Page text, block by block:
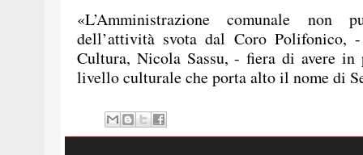
«L’Amministrazione comunale non
dell’attività svota dal Coro Polifonico,
Cultura, Nicola Sassu, - fiera di avere in
livello culturale che porta alto il nome di